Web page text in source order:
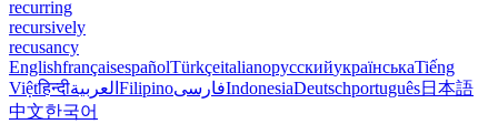
recurring
recursively
recusancy
EnglishfrançaisespañolTürkçeitalianoрусскийукраїнськаTiếng
Việtहिन्दीالعربية FilipinoفارسیIndonesiaDeutschportuguês日本語
中文한국어